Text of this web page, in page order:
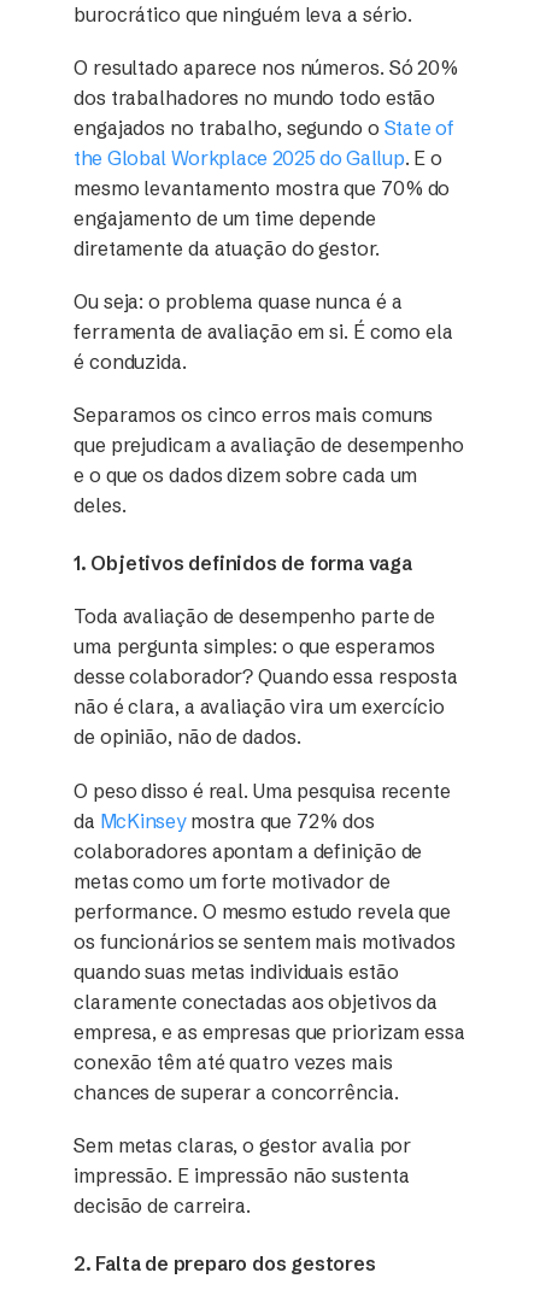
burocrático que ninguém leva a sério.
O resultado aparece nos números. Só 20%
dos trabalhadores no mundo todo estão
engajados no trabalho, segundo o State of
the Global Workplace 2025 do Gallup. E o
mesmo levantamento mostra que 70% do
engajamento de um time depende
diretamente da atuação do gestor.
Ou seja: o problema quase nunca é a
ferramenta de avaliação em si. É como ela
é conduzida.
Separamos os cinco erros mais comuns
que prejudicam a avaliação de desempenho
e o que os dados dizem sobre cada um
deles.
1. Objetivos definidos de forma vaga
Toda avaliação de desempenho parte de
uma pergunta simples: o que esperamos
desse colaborador? Quando essa resposta
não é clara, a avaliação vira um exercício
de opinião, não de dados.
O peso disso é real. Uma pesquisa recente
da McKinseymostra que 72% dos
colaboradores apontam a definição de
metas como um forte motivador de
performance. O mesmo estudo revela que
os funcionários se sentem mais motivados
quando suas metas individuais estão
claramente conectadas aos objetivos da
empresa, e as empresas que priorizam essa
conexão têm até quatro vezes mais
chances de superar a concorrência.
Sem metas claras, o gestor avalia por
impressão. E impressão não sustenta
decisão de carreira.
2. Falta de preparo dos gestores